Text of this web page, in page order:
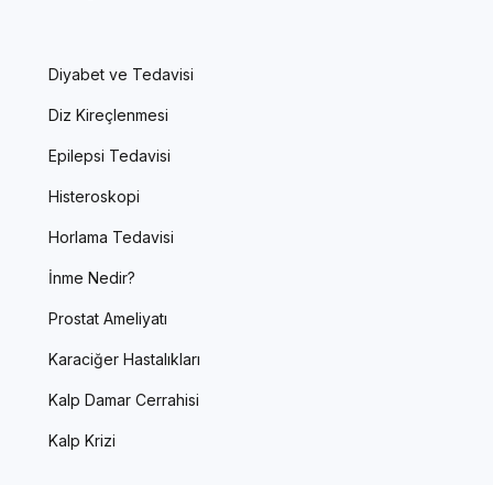
Diyabet ve Tedavisi
Diz Kireçlenmesi
Epilepsi Tedavisi
Histeroskopi
Horlama Tedavisi
İnme Nedir?
Prostat Ameliyatı
Karaciğer Hastalıkları
Kalp Damar Cerrahisi
Kalp Krizi